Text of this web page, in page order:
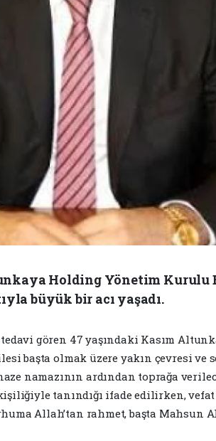
Holding Yönetim
büyük bir acı yaşadı.
gören 47 yaşındaki Kasım
başta olmak üzere yakın çevresi ve
namazının ardından toprağa
tanındığı ifade edilirken,
Allah’tan rahmet, başta